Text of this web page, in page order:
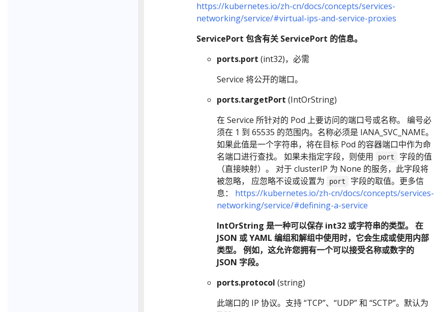
https://kubernetes.io/zh-cn/docs/concepts/services-
networking/service/#virtual-ips-and-service-proxies
ServicePort 包含有关 ServicePort 的信息。
ports.port (int32)，必需
Service 将公开的端口。
ports.targetPort (IntOrString)
在 Service 所针对的 Pod 上要访问的端口号或名称。 编号必
须在 1 到 65535 的范围内。名称必须是 IANA_SVC_NAME。
如果此值是一个字符串，将在目标 Pod 的容器端口中作为命
名端口进行查找。 如果未指定字段，则使用
port
字段的值
（直接映射）。 对于 clusterIP 为 None 的服务，此字段将
被忽略， 应忽略不设或设置为
port
字段的取值。更多信
息： https://kubernetes.io/zh-cn/docs/concepts/services-
networking/service/#defining-a-service
IntOrString 是一种可以保存 int32 或字符串的类型。 在
JSON 或 YAML 编组和解组中使用时，它会生成或使用内部
类型。 例如，这允许您拥有一个可以接受名称或数字的
JSON 字段。
ports.protocol (string)
此端口的 IP 协议。支持 “TCP”、“UDP” 和 “SCTP”。默认为